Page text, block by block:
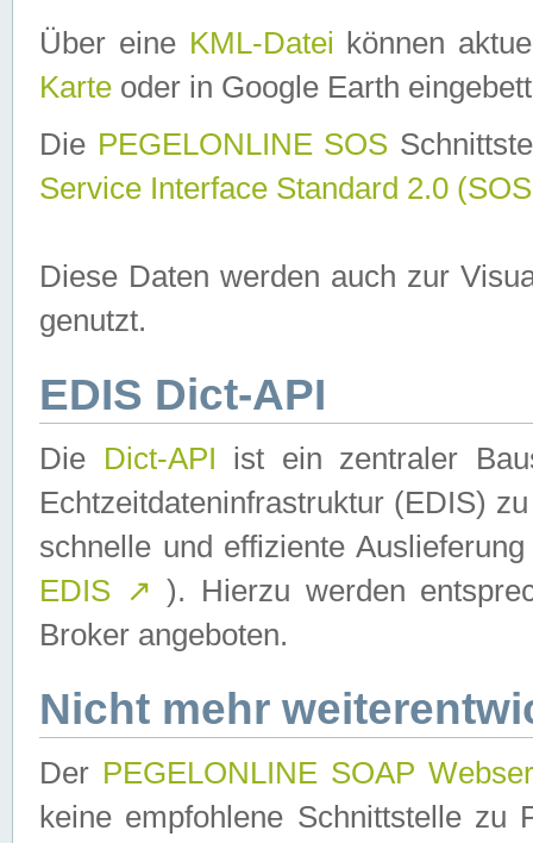
Über eine KML-Datei können
Karte oder in Google Earth
Die PEGELONLINE SOS
Service Interface Standard 2.0
Diese Daten werden auch zur
genutzt.
EDIS Dict-API
Die Dict-API ist ein zentraler
Echtzeitdateninfrastruktur (EDIS)
schnelle und effiziente
EDIS ↗ ). Hierzu werden
Broker angeboten.
Nicht mehr
Der PEGELONLINE SOAP
keine empfohlene Schnittstelle zu